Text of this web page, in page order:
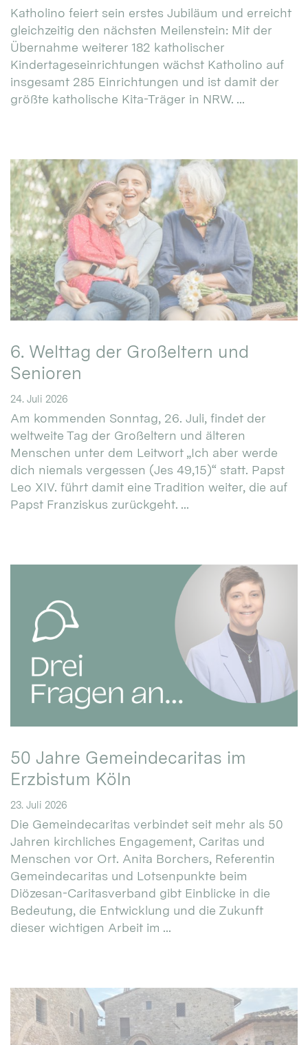
Katholino feiert sein erstes Jubiläum und erreicht
gleichzeitig den nächsten Meilenstein: Mit der
Übernahme weiterer 182 katholischer
Kindertageseinrichtungen wächst Katholino auf
insgesamt 285 Einrichtungen und ist damit der
größte katholische Kita-Träger in NRW. ...
6. Welttag der Großeltern und
Senioren
24. Juli 2026
Am kommenden Sonntag, 26. Juli, findet der
weltweite Tag der Großeltern und älteren
Menschen unter dem Leitwort „Ich aber werde
dich niemals vergessen (Jes 49,15)“ statt. Papst
Leo XIV. führt damit eine Tradition weiter, die auf
Papst Franziskus zurückgeht. ...
50 Jahre Gemeindecaritas im
Erzbistum Köln
23. Juli 2026
Die Gemeindecaritas verbindet seit mehr als 50
Jahren kirchliches Engagement, Caritas und
Menschen vor Ort. Anita Borchers, Referentin
Gemeindecaritas und Lotsenpunkte beim
Diözesan-Caritasverband gibt Einblicke in die
Bedeutung, die Entwicklung und die Zukunft
dieser wichtigen Arbeit im ...